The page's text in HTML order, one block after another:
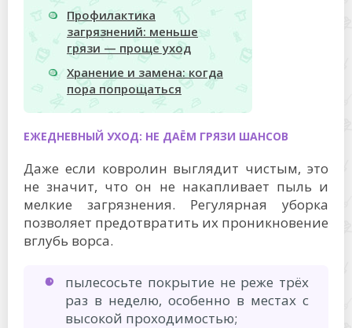
Профилактика
загрязнений: меньше
грязи — проще уход
Хранение и замена: когда
пора попрощаться
ЕЖЕДНЕВНЫЙ УХОД: НЕ ДАЁМ ГРЯЗИ ШАНСОВ
Даже если ковролин выглядит чистым, это
не значит, что он не накапливает пыль и
мелкие загрязнения. Регулярная уборка
позволяет предотвратить их проникновение
вглубь ворса.
пылесосьте покрытие не реже трёх
раз в неделю, особенно в местах с
высокой проходимостью;